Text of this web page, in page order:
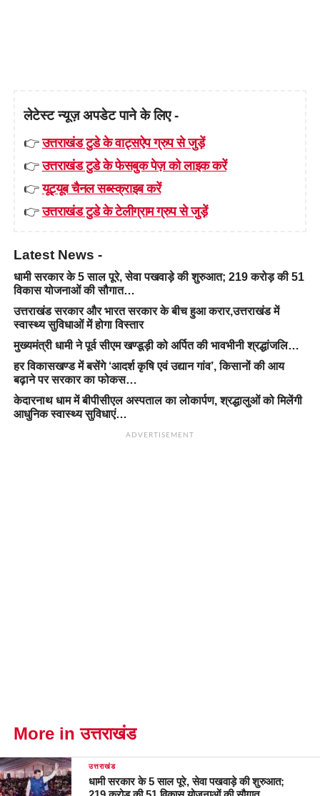
लेटेस्ट न्यूज़ अपडेट पाने के लिए -
👉उत्तराखंड टुडे के वाट्सऐप ग्रुप से जुड़ें
👉उत्तराखंड टुडे के फेसबुक पेज़ को लाइक करें
👉यूट्यूब चैनल सब्स्क्राइब करें
👉उत्तराखंड टुडे के टेलीग्राम ग्रुप से जुड़ें
Latest News -
धामी सरकार के 5 साल पूरे, सेवा पखवाड़े की शुरुआत; 219 करोड़ की 51
विकास योजनाओं की सौगात…
उत्तराखंड सरकार और भारत सरकार के बीच हुआ करार,उत्तराखंड में
स्वास्थ्य सुविधाओं में होगा विस्तार
मुख्यमंत्री धामी ने पूर्व सीएम खण्डूड़ी को अर्पित की भावभीनी श्रद्धांजलि…
हर विकासखण्ड में बसेंगे ‘आदर्श कृषि एवं उद्यान गांव’, किसानों की आय
बढ़ाने पर सरकार का फोकस…
केदारनाथ धाम में बीपीसीएल अस्पताल का लोकार्पण, श्रद्धालुओं को मिलेंगी
आधुनिक स्वास्थ्य सुविधाएं…
ADVERTISEMENT
More in उत्तराखंड
उत्तराखंड
धामी सरकार के 5 साल पूरे, सेवा पखवाड़े की शुरुआत;